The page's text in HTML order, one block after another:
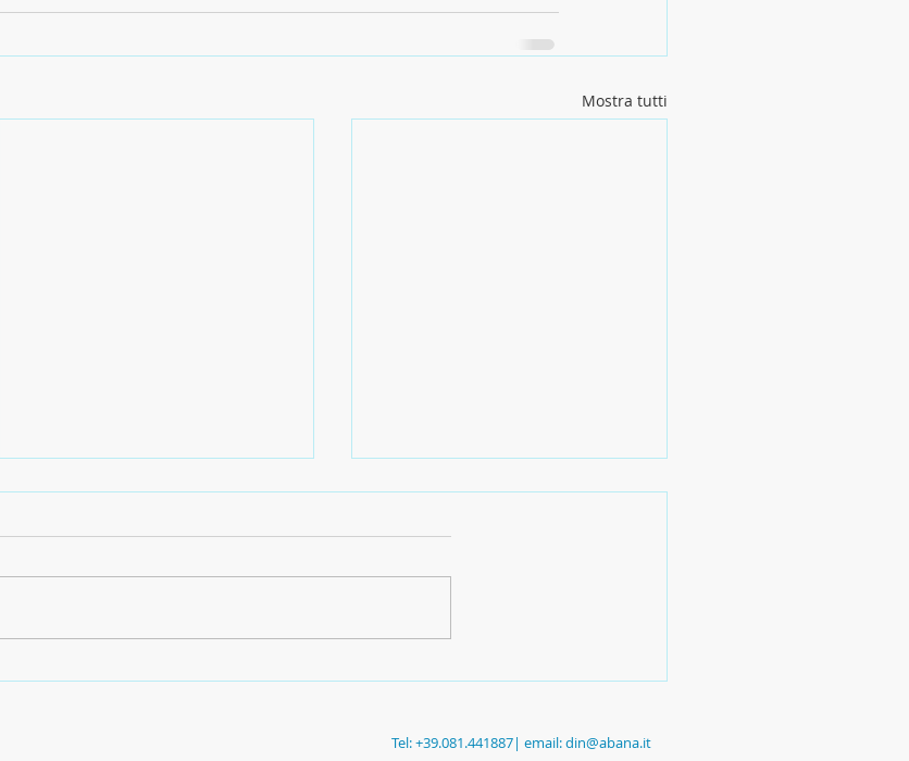
Mostra tutti
Tel: +39.081.441887| email:din@abana.it